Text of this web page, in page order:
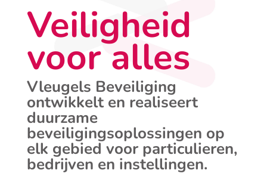
Veiligheid
voor alles
Vleugels Beveiliging
ontwikkelt en realiseert
duurzame
beveiligingsoplossingen op
elk gebied voor particulieren,
bedrijven en instellingen.